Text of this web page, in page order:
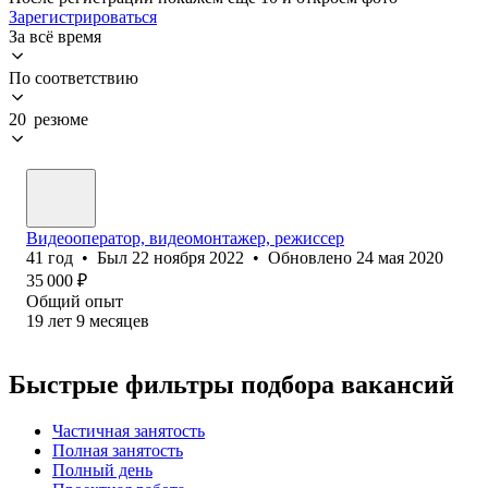
Зарегистрироваться
За всё время
По соответствию
20 резюме
Видеооператор, видеомонтажер, режиссер
41 год • Был 22 ноября 2022 • Обновлено 24 мая 2020
35 000 ₽
Общий опыт
19 лет 9 месяцев
Быстрые фильтры подбора вакансий
Частичная занятость
Полная занятость
Полный день